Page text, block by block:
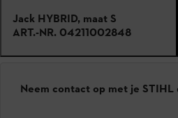
Jack HYBRID, maat S
ART.-NR. 04211002848
Neem contact op met je STIHL